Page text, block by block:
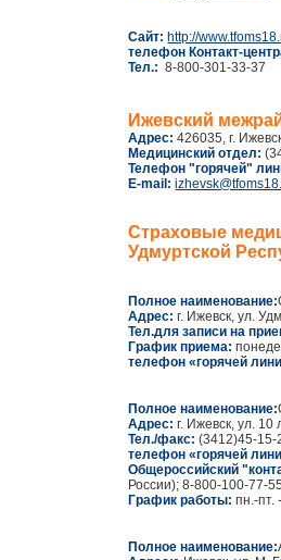
Сайт: http://
телефон Контакт-
Тел.: 8-800-301-33-37
Ижевский
Адрес: 426035, г.
Медицинский отдел:
Телефон "горячей"
E-mail:
Страховые
Удмуртской
Полное наименование:
Адрес: г. Ижевск, ул.
Тел.для записи на
График приема:
телефон «горячей
Полное наименование:
Адрес: г. Ижевск, ул.
Тел./факс: (3412)45-15-
телефон «горячей
Общероссийский
России); 8-800-100-77-
График работы: пн.-пт.
Полное наименование: